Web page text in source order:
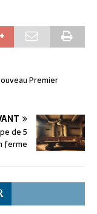
Premier
de 5
ferme